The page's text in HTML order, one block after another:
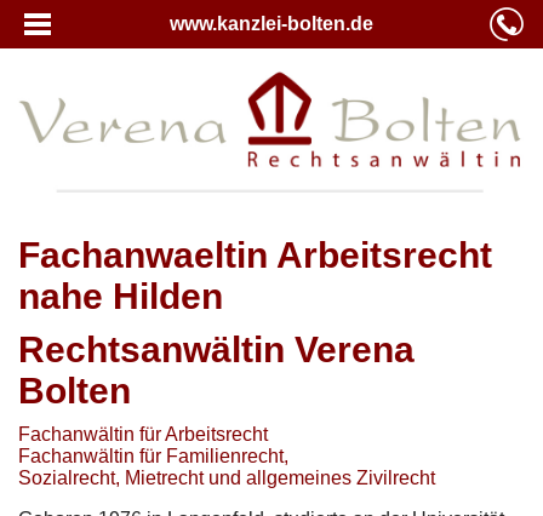
www.kanzlei-bolten.de
Fachanwaeltin Arbeitsrecht
nahe Hilden
Rechtsanwältin Verena
Bolten
Fachanwältin für Arbeitsrecht
Fachanwältin für Familienrecht,
Sozialrecht, Mietrecht und allgemeines Zivilrecht